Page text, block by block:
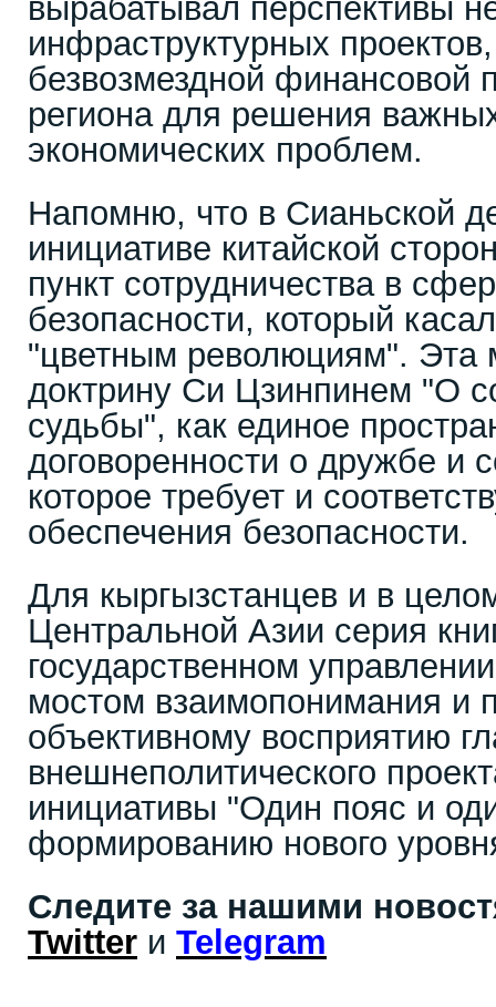
вырабатывал перспективы
инфраструктурных
безвозмездной финансовой
региона для решения
экономических проблем.
Напомню, что в Сианьской
инициативе китайской
пункт сотрудничества в
безопасности, который
"цветным революциям". Эта
доктрину Си Цзинпинем "О
судьбы", как единое
договоренности о дружбе и
которое требует и
обеспечения безопасности.
Для кыргызстанцев и в
Центральной Азии серия
государственном
мостом взаимопонимания и
объективному восприятию
внешнеполитического
инициативы "Один пояс и
формированию нового
Следите за нашими
Twitter и Telegram